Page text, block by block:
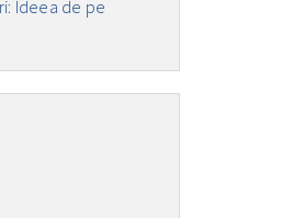
Ideea de pe